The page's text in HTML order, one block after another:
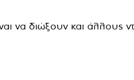
να διώξουν και άλλους